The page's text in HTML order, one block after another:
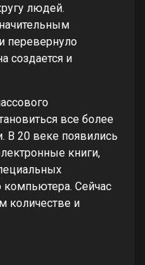
людей.
перевернуло
создается и
все более
В 20 веке появились
книги,
Сейчас
количестве и